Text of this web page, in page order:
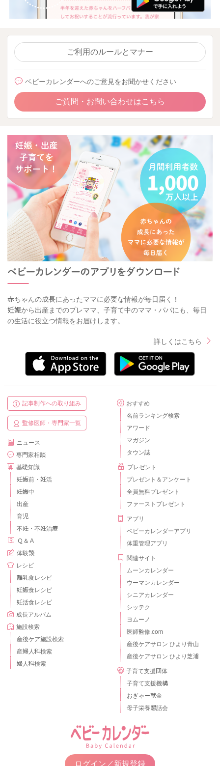
ご利用のルールとマナー
ベビーカレンダーへのご意見をお聞かせください
ご質問・お問い合わせはこちら
赤ちゃんの成長にあったママに必要な情報が毎日届く！
妊娠から出産までのプレママ、子育て中のママ・パパにも、毎日
の生活に役立つ情報をお届けします。
詳しくはこちら
記事制作への取り組み
監修医師・専門家一覧
ニュース
専門家相談
基礎知識
妊娠前・妊活
妊娠中
出産
育児
不妊・不妊治療
Ｑ＆Ａ
体験談
レシピ
離乳食レシピ
妊娠食レシピ
妊活食レシピ
成長アルバム
施設検索
産後ケア施設検索
産婦人科検索
婦人科検索
おすすめ
名前ランキング検索
アワード
マガジン
タウン誌
プレゼント
プレゼント＆アンケート
全員無料プレゼント
ファーストプレゼント
アプリ
ベビーカレンダーアプリ
体重管理アプリ
関連サイト
ムーンカレンダー
ウーマンカレンダー
シニアカレンダー
シッテク
ヨムーノ
医師監修.com
産後ケアサロン ひより青山
産後ケアサロン ひより芝浦
子育て支援団体
子育て支援機構
おぎゃー献金
母子栄養懇話会
ログイン／新規登録